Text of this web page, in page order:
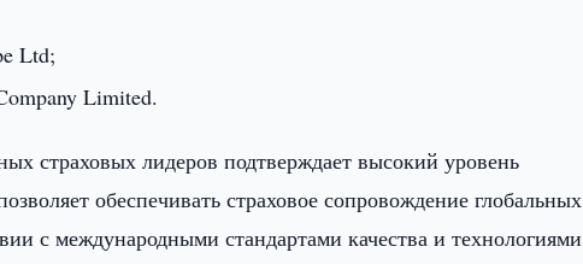
Ltd;
Limited.
страховых лидеров подтверждает высокий уровень
обеспечивать страховое сопровождение глобальных
с международными стандартами качества и технологиями